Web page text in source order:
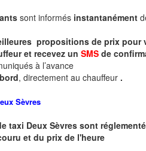
sont informés instantanément
propositions de prix pour
et recevez un SMS de
à l’avance
, directement au chauffeur .
Sèvres
taxi Deux Sèvres sont
et du prix de l'heure